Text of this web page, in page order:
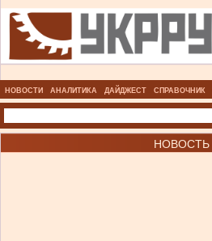
НОВОСТИ АНАЛИТИКА ДАЙДЖЕСТ СПРАВОЧНИК
НОВОСТЬ